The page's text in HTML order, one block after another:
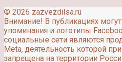
© 2026 zazvezdilsa.ru
Внимание! В публикациях
упоминания и логотипы
социальные сети являются
Meta, деятельность которой
запрещена на территории